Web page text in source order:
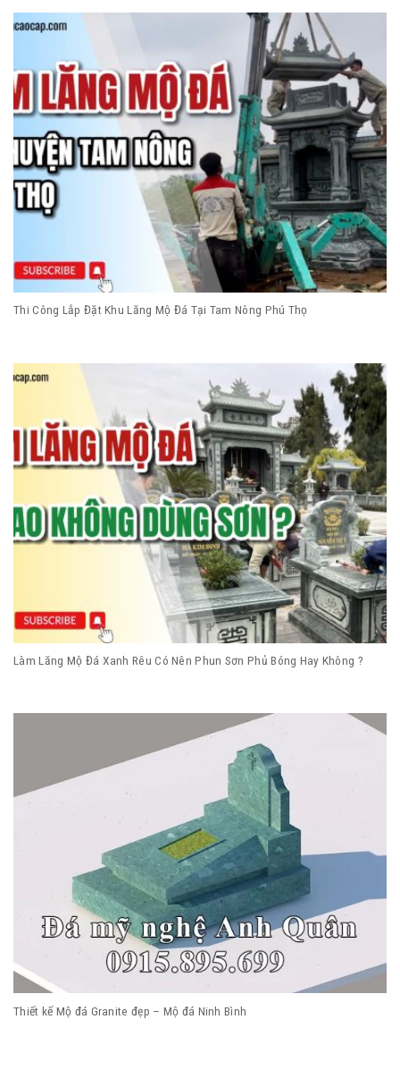
Thi Công Lắp Đặt Khu Lăng Mộ Đá Tại Tam Nông Phú Thọ
Làm Lăng Mộ Đá Xanh Rêu Có Nên Phun Sơn Phủ Bóng Hay Không ?
Thiết kế Mộ đá Granite đẹp – Mộ đá Ninh Bình